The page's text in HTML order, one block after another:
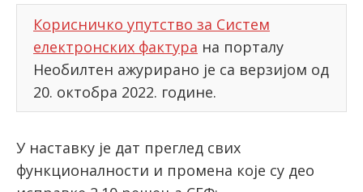
Корисничко упутство за Систем
електронских фактура на порталу
Необилтен ажурирано је са верзијом од
20. октобра 2022. године.
У наставку је дат преглед свих
функционалности и промена које су део